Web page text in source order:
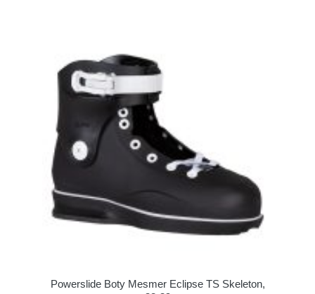
Powerslide Boty Mesmer Eclipse TS Skeleton,